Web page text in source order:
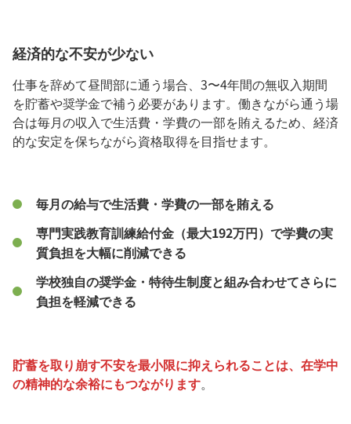
経済的な不安が少ない
仕事を辞めて昼間部に通う場合、3〜4年間の無収入期間
を貯蓄や奨学金で補う必要があります。働きながら通う場
合は毎月の収入で生活費・学費の一部を賄えるため、経済
的な安定を保ちながら資格取得を目指せます。
毎月の給与で生活費・学費の一部を賄える
専門実践教育訓練給付金（最大192万円）で学費の実
質負担を大幅に削減できる
学校独自の奨学金・特待生制度と組み合わせてさらに
負担を軽減できる
貯蓄を取り崩す不安を最小限に抑えられることは、在学中
の精神的な余裕にもつながります。